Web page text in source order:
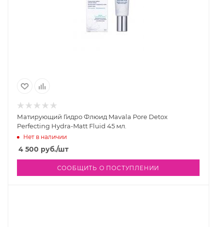
Матирующий Гидро Флюид Mavala Pore Detox
Perfecting Hydra-Matt Fluid 45 мл.
Нет в наличии
4 500 руб./шт
СООБЩИТЬ О ПОСТУПЛЕНИИ